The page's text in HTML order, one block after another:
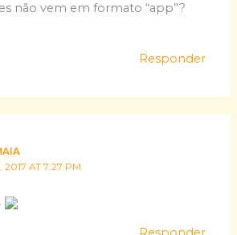
não vem em formato “app”?
Responder
2017 AT 7:27 PM